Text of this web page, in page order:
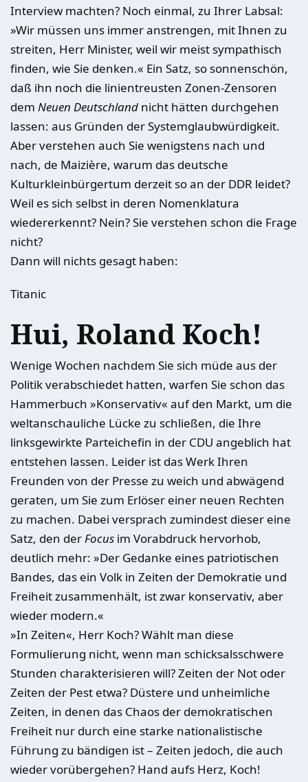
Interview machten? Noch einmal, zu Ihrer Labsal:
»Wir müssen uns immer anstrengen, mit Ihnen zu
streiten, Herr Minister, weil wir meist sympathisch
finden, wie Sie denken.« Ein Satz, so sonnenschön,
daß ihn noch die linientreusten Zonen-Zensoren
dem Neuen Deutschland nicht hätten durchgehen
lassen: aus Gründen der Systemglaubwürdigkeit.
Aber verstehen auch Sie wenigstens nach und
nach, de Maizière, warum das deutsche
Kulturkleinbürgertum derzeit so an der DDR leidet?
Weil es sich selbst in deren Nomenklatura
wiedererkennt? Nein? Sie verstehen schon die Frage
nicht?
Dann will nichts gesagt haben:
Titanic
Hui, Roland Koch!
Wenige Wochen nachdem Sie sich müde aus der
Politik verabschiedet hatten, warfen Sie schon das
Hammerbuch »Konservativ« auf den Markt, um die
weltanschauliche Lücke zu schließen, die Ihre
linksgewirkte Parteichefin in der CDU angeblich hat
entstehen lassen. Leider ist das Werk Ihren
Freunden von der Presse zu weich und abwägend
geraten, um Sie zum Erlöser einer neuen Rechten
zu machen. Dabei versprach zumindest dieser eine
Satz, den derFocus im Vorabdruck hervorhob,
deutlich mehr: »Der Gedanke eines patriotischen
Bandes, das ein Volk in Zeiten der Demokratie und
Freiheit zusammenhält, ist zwar konservativ, aber
wieder modern.«
»In Zeiten«, Herr Koch? Wählt man diese
Formulierung nicht, wenn man schicksalsschwere
Stunden charakterisieren will? Zeiten der Not oder
Zeiten der Pest etwa? Düstere und unheimliche
Zeiten, in denen das Chaos der demokratischen
Freiheit nur durch eine starke nationalistische
Führung zu bändigen ist – Zeiten jedoch, die auch
wieder vorübergehen? Hand aufs Herz, Koch!